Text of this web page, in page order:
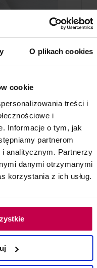
O plikach cookies
cookie
treści i
i
Informacje o tym, jak
partnerom
analitycznym. Partnerzy
danymi otrzymanymi
korzystania z ich usług.
100 szt.